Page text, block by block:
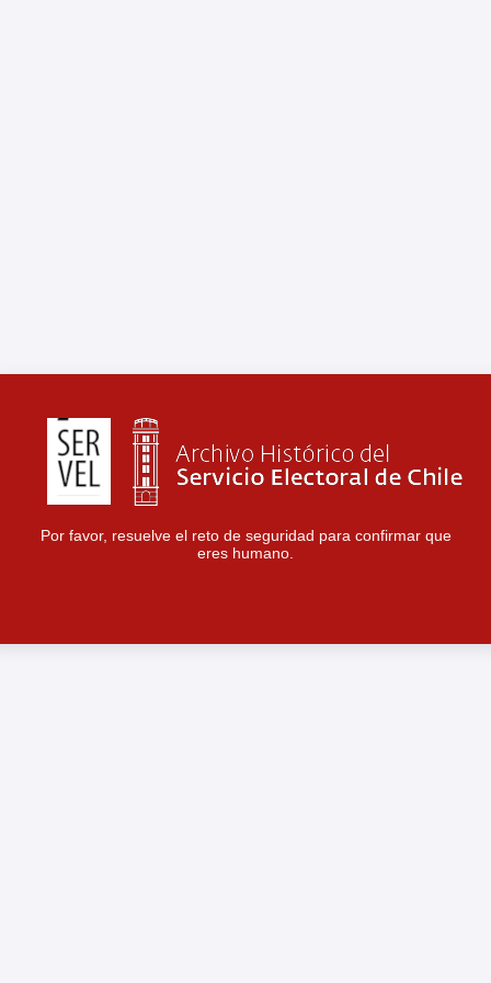
Por favor, resuelve el reto de seguridad para confirmar que
eres humano.